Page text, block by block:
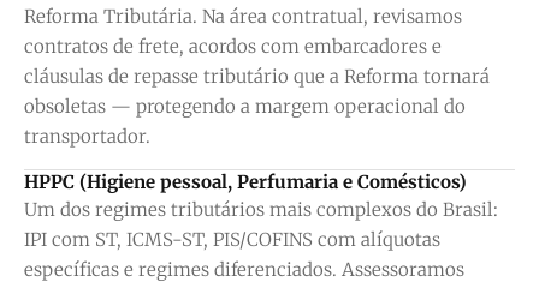
Reforma Tributária. Na área contratual, revisamos
contratos de frete, acordos com embarcadores e
cláusulas de repasse tributário que a Reforma tornará
obsoletas — protegendo a margem operacional do
transportador.
HPPC (Higiene pessoal, Perfumaria e Comésticos)
Um dos regimes tributários mais complexos do Brasil:
IPI com ST, ICMS-ST, PIS/COFINS com alíquotas
específicas e regimes diferenciados. Assessoramos